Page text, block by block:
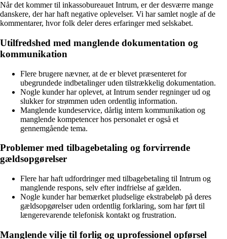
Når det kommer til inkassobureauet Intrum, er der desværre mange
danskere, der har haft negative oplevelser. Vi har samlet nogle af de
kommentarer, hvor folk deler deres erfaringer med selskabet.
Utilfredshed med manglende dokumentation og
kommunikation
Flere brugere nævner, at de er blevet præsenteret for
ubegrundede indbetalinger uden tilstrækkelig dokumentation.
Nogle kunder har oplevet, at Intrum sender regninger ud og
slukker for strømmen uden ordentlig information.
Manglende kundeservice, dårlig intern kommunikation og
manglende kompetencer hos personalet er også et
gennemgående tema.
Problemer med tilbagebetaling og forvirrende
gældsopgørelser
Flere har haft udfordringer med tilbagebetaling til Intrum og
manglende respons, selv efter indfrielse af gælden.
Nogle kunder har bemærket pludselige ekstrabeløb på deres
gældsopgørelser uden ordentlig forklaring, som har ført til
længerevarende telefonisk kontakt og frustration.
Manglende vilje til forlig og uprofessionel opførsel